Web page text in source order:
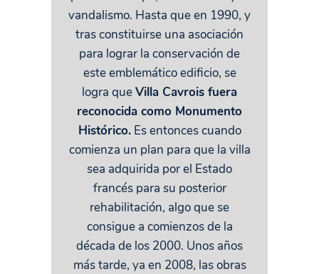
vandalismo. Hasta que en 1990, y
tras constituirse una asociación
para lograr la conservación de
este emblemático edificio, se
logra queVilla Cavrois fuera
reconocida como Monumento
Histórico.Es entonces cuando
comienza un plan para que la villa
sea adquirida por el Estado
francés para su posterior
rehabilitación, algo que se
consigue a comienzos de la
década de los 2000. Unos años
más tarde, ya en 2008, las obras